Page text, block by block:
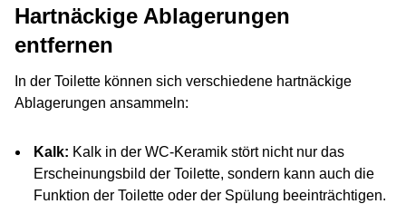
Hartnäckige Ablagerungen
entfernen
In der Toilette können sich verschiedene hartnäckige
Ablagerungen ansammeln:
Kalk: Kalk in der WC-Keramik stört nicht nur das
Erscheinungsbild der Toilette, sondern kann auch die
Funktion der Toilette oder der Spülung beeinträchtigen.